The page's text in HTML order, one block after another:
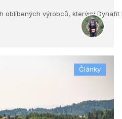
oblíbených výrobců, kterými
Články